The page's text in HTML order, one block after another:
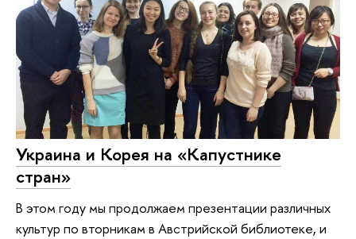
Украина и Корея на «Капустнике
стран»
В этом году мы продолжаем презентации различных
культур по вторникам в Австрийской библиотеке, и